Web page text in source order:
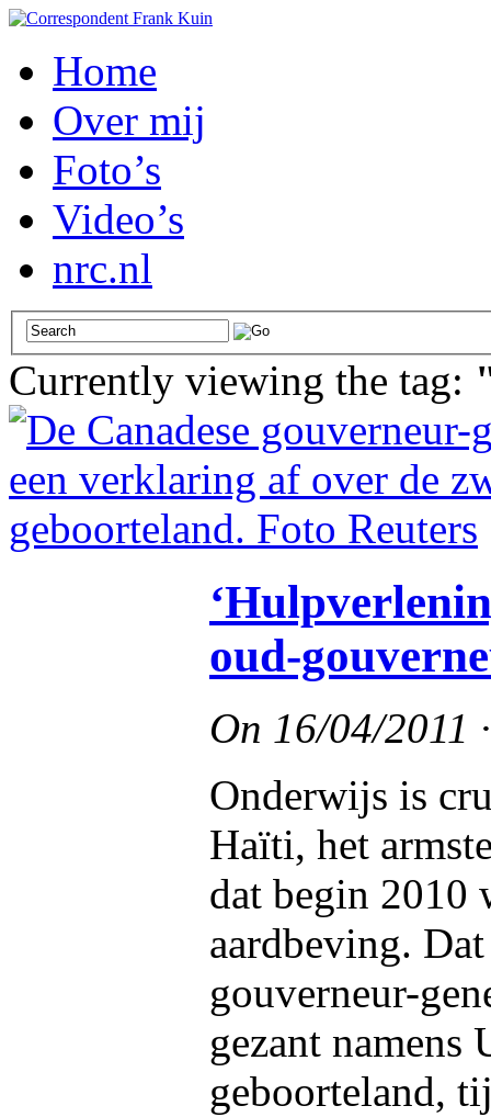
Home
Over mij
Foto’s
Video’s
nrc.nl
Currently viewing the tag:
oud-
On 16/04/2011
Onderwijs is
Haïti, het
dat begin 2010
aardbeving.
gouverneur-
gezant
geboorteland,